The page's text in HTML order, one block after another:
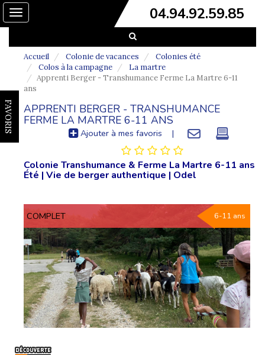
04.94.92.59.85
Toggle
FAVORIS
Accueil Colonie de vacances
Colonies été
Colos à la campagne
La martre
Apprenti Berger - Transhumance Ferme La Martre 6-11
ans
APPRENTI BERGER - TRANSHUMANCE
FERME LA MARTRE 6-11 ANS
Ajouter à mes favoris |
Colonie Transhumance & Ferme La Martre 6-11 ans
Été | Vie de berger authentique | Odel
COMPLET 6-11 ans